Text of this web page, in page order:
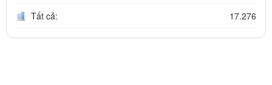
Tất cả: 17.276